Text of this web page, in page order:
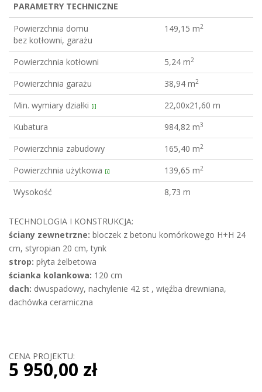
PARAMETRY TECHNICZNE
Powierzchnia domu
bez kotłowni, garażu
149,15 m2
Powierzchnia kotłowni 5,24 m2
Powierzchnia garażu 38,94 m2
Min. wymiary działki [i]
22,00x21,60 m
Kubatura
984,82 m3
Powierzchnia zabudowy 165,40 m2
Powierzchnia użytkowa [i] 139,65 m2
Wysokość 8,73 m
TECHNOLOGIA I KONSTRUKCJA:
ściany zewnetrzne: bloczek z betonu komórkowego H+H 24
cm, styropian 20 cm, tynk
strop: płyta żelbetowa
ścianka kolankowa: 120 cm
dach: dwuspadowy, nachylenie 42 st , więźba drewniana,
dachówka ceramiczna
CENA PROJEKTU:
5 950,00 zł